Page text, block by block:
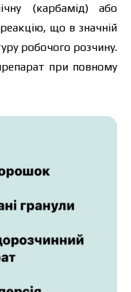
(карбамід) або
що в значній
робочого розчину.
при повному